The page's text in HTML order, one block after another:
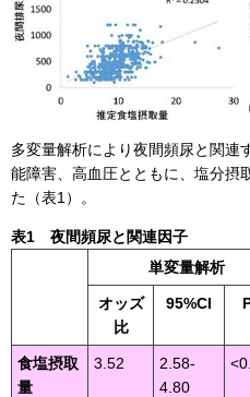
多変量解析により夜間頻尿と関連
能障害、高血圧とともに、塩分摂
た（表1）。
表1 夜間頻尿と関連因子
単変量解析
オッズ
比
95%CI
食塩摂取
量
3.52
2.58-
4.80